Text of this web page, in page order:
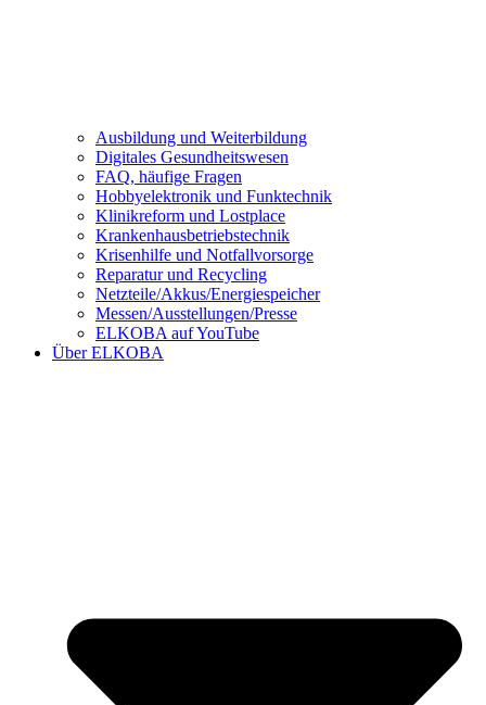
Ausbildung und Weiterbildung
Digitales Gesundheitswesen
FAQ, häufige Fragen
Hobbyelektronik und Funktechnik
Klinikreform und Lostplace
Krankenhausbetriebstechnik
Krisenhilfe und Notfallvorsorge
Reparatur und Recycling
Netzteile/Akkus/Energiespeicher
Messen/Ausstellungen/Presse
ELKOBA auf YouTube
Über ELKOBA